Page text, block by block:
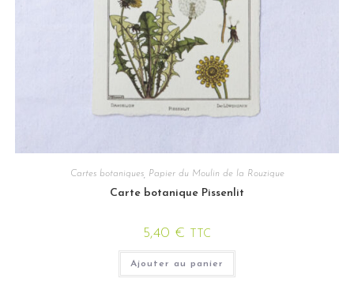
Cartes botaniques, Papier du Moulin de la Rouzique
Carte botanique Pissenlit
5,40 € TTC
Ajouter au panier